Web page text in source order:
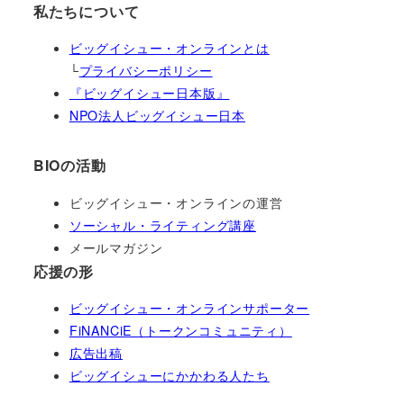
私たちについて
ビッグイシュー・オンラインとは
└プライバシーポリシー
『ビッグイシュー日本版』
NPO法人ビッグイシュー日本
BIOの活動
ビッグイシュー・オンラインの運営
ソーシャル・ライティング講座
メールマガジン
応援の形
ビッグイシュー・オンラインサポーター
FiNANCiE（トークンコミュニティ）
広告出稿
ビッグイシューにかかわる人たち